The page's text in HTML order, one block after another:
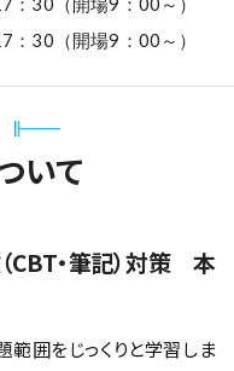
30（開場9：00～）
いて
CBT・筆記）対策 本
範囲をじっくりと学習しま